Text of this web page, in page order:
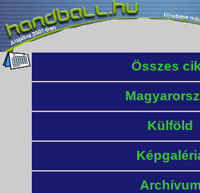
Összes
Külföld
Archívum